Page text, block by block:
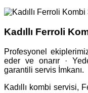
Kadıllı Ferroli
Profesyonel
eder ve onarır ·
garantili servis İmkanı.
Kadıllı kombi servisi,